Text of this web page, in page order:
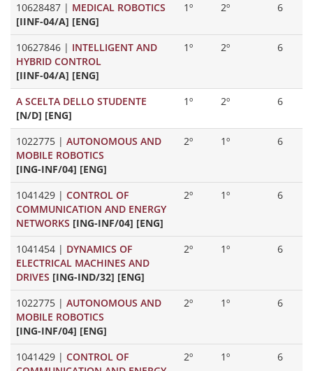
10628487 | MEDICAL ROBOTICS
[IINF-04/A] [ENG]
1º 2º 6
10627846 | INTELLIGENT AND
HYBRID CONTROL
[IINF-04/A] [ENG]
1º 2º 6
A SCELTA DELLO STUDENTE
[N/D] [ENG]
1º 2º 6
1022775 | AUTONOMOUS AND
MOBILE ROBOTICS
[ING-INF/04] [ENG]
2º 1º 6
1041429 | CONTROL OF
COMMUNICATION AND ENERGY
NETWORKS [ING-INF/04] [ENG]
2º 1º 6
1041454 | DYNAMICS OF
ELECTRICAL MACHINES AND
DRIVES [ING-IND/32] [ENG]
2º 1º 6
1022775 | AUTONOMOUS AND
MOBILE ROBOTICS
[ING-INF/04] [ENG]
2º 1º 6
1041429 | CONTROL OF
2º 1º 6